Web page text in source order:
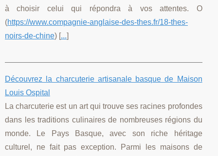
à choisir celui qui répondra à vos attentes. O
(https://www.compagnie-anglaise-des-thes.fr/18-thes-
noirs-de-chine) [...]
Découvrez la charcuterie artisanale basque de Maison
Louis Ospital
La charcuterie est un art qui trouve ses racines profondes
dans les traditions culinaires de nombreuses régions du
monde. Le Pays Basque, avec son riche héritage
culturel, ne fait pas exception. Parmi les maisons de